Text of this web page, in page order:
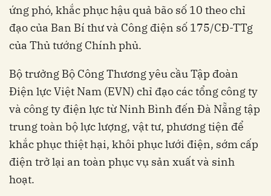
ứng phó, khắc phục hậu quả bão số 10 theo chỉ
đạo của Ban Bí thư và Công điện số 175/CĐ-TTg
của Thủ tướng Chính phủ.
Bộ trưởng Bộ Công Thương yêu cầu Tập đoàn
Điện lực Việt Nam (EVN) chỉ đạo các tổng công ty
và công ty điện lực từ Ninh Bình đến Đà Nẵng tập
trung toàn bộ lực lượng, vật tư, phương tiện để
khắc phục thiệt hại, khôi phục lưới điện, sớm cấp
điện trở lại an toàn phục vụ sản xuất và sinh
hoạt.